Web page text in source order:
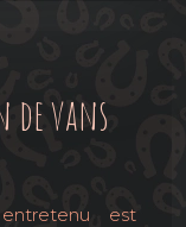
vans
est